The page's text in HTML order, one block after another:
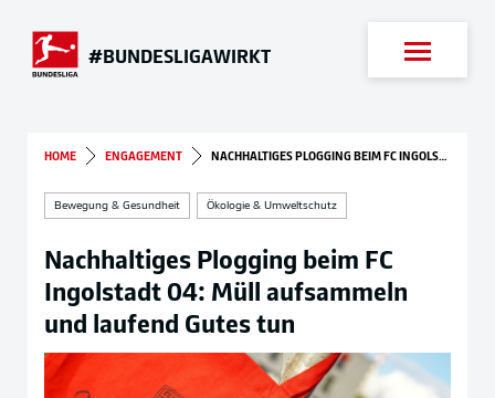
#BUNDESLIGAWIRKT
Suche
HOME ENGAGEMENT NACHHALTIGES PLOGGING BEIM FC INGOLSTADT 04: MÜLL AUFSAMMELN UND LAUFEND GUTES TUN
Bewegung & Gesundheit Ökologie & Umweltschutz
Nachhaltiges Plogging beim FC
Ingolstadt 04: Müll aufsammeln
und laufend Gutes tun